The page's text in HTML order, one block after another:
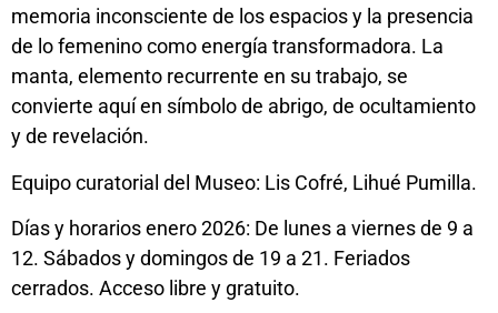
memoria inconsciente de los espacios y la presencia
de lo femenino como energía transformadora. La
manta, elemento recurrente en su trabajo, se
convierte aquí en símbolo de abrigo, de ocultamiento
y de revelación.
Equipo curatorial del Museo: Lis Cofré, Lihué Pumilla.
Días y horarios enero 2026: De lunes a viernes de 9 a
12. Sábados y domingos de 19 a 21. Feriados
cerrados. Acceso libre y gratuito.